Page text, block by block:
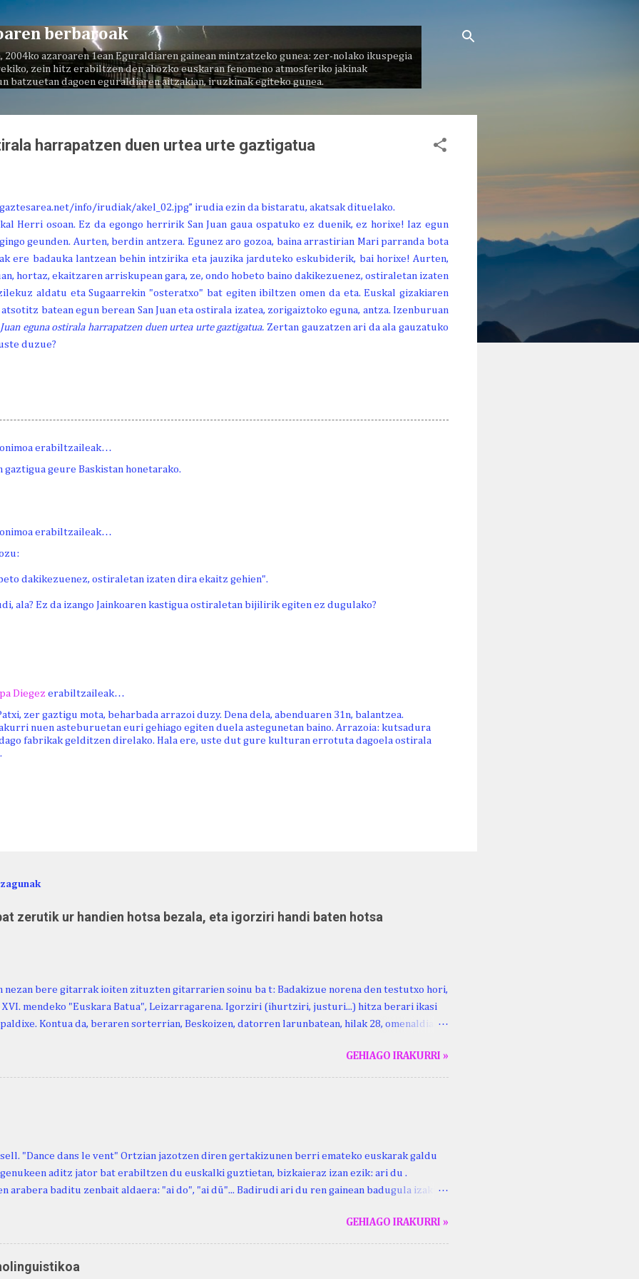
berbaroak
2004ko azaroaren 1ean Eguraldiaren gainean mintzatzeko gunea: zer-nolako ikuspegia
zein hitz erabiltzen den ahozko euskaran fenomeno atmosferiko jakinak
batzuetan dagoen eguraldiaren aitzakian, iruzkinak egiteko gunea.
harrapatzen duen urtea urte gaztigatua
Herri osoan. Ez da egongo herririk San Juan gaua ospatuko ez duenik, ez horixe! Iaz egun
geunden. Aurten, berdin antzera. Egunez aro gozoa, baina arrastirian Mari parranda bota
ere badauka lantzean behin intzirika eta jauzika jarduteko eskubiderik, bai horixe! Aurten,
hortaz, ekaitzaren arriskupean gara, ze, ondo hobeto baino dakikezuenez, ostiraletan izaten
aldatu eta Sugaarrekin "osteratxo" bat egiten ibiltzen omen da eta. Euskal gizakiaren
batean egun berean San Juan eta ostirala izatea, zorigaiztoko eguna, antza. Izenburuan
Juan eguna ostirala harrapatzen duen urtea urte gaztigatua. Zertan gauzatzen ari da ala gauzatuko
duzue?
erabiltzaileak…
gaztigua geure Baskistan honetarako.
erabiltzaileak…
dakikezuenez, ostiraletan izaten dira ekaitz gehien".
ala? Ez da izango Jainkoaren kastigua ostiraletan bijilirik egiten ez dugulako?
Diegez erabiltzaileak…
zer gaztigu mota, beharbada arrazoi duzy. Dena dela, abenduaren 31n, balantzea.
nuen asteburuetan euri gehiago egiten duela astegunetan baino. Arrazoia: kutsadura
fabrikak gelditzen direlako. Hala ere, uste dut gure kulturan errotuta dagoela ostirala
zerutik ur handien hotsa bezala, eta igorziri handi baten hotsa
nezan bere gitarrak ioiten zituzten gitarrarien soinu ba t: Badakizue norena den testutxo hori,
XVI. mendeko "Euskara Batua", Leizarragarena. Igorziri (ihurtziri, justuri...) hitza berari ikasi
Kontua da, beraren sorterrian, Beskoizen, datorren larunbatean, hilak 28, omenaldia
berri. "Leizarraga egun" izeneko omenaldia antolatu dute. Hauxe duzue Kristinari Henri
programa: - 15.00 Ongi etorria (herriko jantegian). - Henrike Knörr: Leizarraga-
GEHIAGO IRAKURRI »
"Dance dans le vent" Ortzian jazotzen diren gertakizunen berri emateko euskarak galdu
aditz jator bat erabiltzen du euskalki guztietan, bizkaieraz izan ezik: ari du .
arabera baditu zenbait aldaera: "ai do", "ai dü"... Badirudi ari du ren gainean badugula izaki
ari du. (Euria). Mujika Josefa Martina . Neronek or-emen entzunak. Lodi ari du: ebi (euri)
Oñatibia Manuel . Bible Saindua. (Duvoisin). 1859. Ebiya bizitzen ari du .... Mujika Josefa
Neronek or-emen entzunak. Gexala ari du ... Ebi maxkala . (Ebi indar gutxikoa). Mujika Josefa
or-emen entzunak. Euri txe au da okerrena... Ezerez bezela ari du , ta sartzen da
GEHIAGO IRAKURRI »